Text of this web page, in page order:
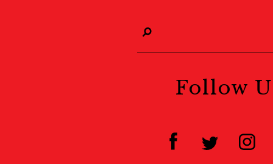
Follow